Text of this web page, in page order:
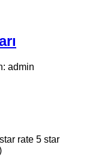
admin
rate 5 star